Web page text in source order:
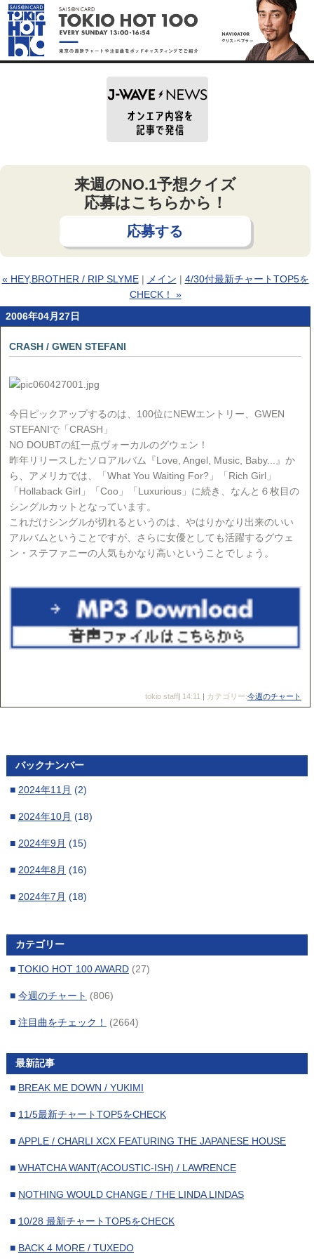
来週のNO.1予想クイズ
応募はこちらから！
応募する
« HEY,BROTHER / RIP SLYME| メイン | 4/30付最新チャートTOP5を
CHECK！ »
2006年04月27日
CRASH / GWEN STEFANI
今日ピックアップするのは、100位にNEWエントリー、GWEN
STEFANIで「CRASH」
NO DOUBTの紅一点ヴォーカルのグウェン！
昨年リリースしたソロアルバム『Love, Angel, Music, Baby...』か
ら、アメリカでは、「What You Waiting For?」「Rich Girl」
「Hollaback Girl」「Coo」「Luxurious」に続き、なんと６枚目の
シングルカットとなっています。
これだけシングルが切れるというのは、やはりかなり出来のいい
アルバムということですが、さらに女優としても活躍するグウェ
ン・ステファニーの人気もかなり高いということでしょう。
tokio staff| 14:11 | カテゴリー:今週のチャート
バックナンバー
■ 2024年11月 (2)
■ 2024年10月 (18)
■ 2024年9月 (15)
■ 2024年8月 (16)
■ 2024年7月 (18)
■2024年5月
2024年4月(17)
2024年3月(15)
2024年2月(16)
■2024年1月(17)
■ 2023年12月 (16)
■ 2023年11月(17)
■ 2023年10月 (17)
■ 2023年9月 (15)
■ 2023年8月 (19)
■ 2023年7月(16)
■ 2023年6月(17)
カテゴリー
■ TOKIO HOT 100 AWARD(27)
■ 今週のチャート (806)
■ 注目曲をチェック！ (2664)
最新記事
■ BREAK ME DOWN / YUKIMI
■ 11/5最新チャートTOP5をCHECK
■ APPLE / CHARLI XCX FEATURING THE JAPANESE HOUSE
■ WHATCHA WANT(ACOUSTIC-ISH) / LAWRENCE
■ NOTHING WOULD CHANGE / THE LINDA LINDAS
■ 10/28 最新チャートTOP5をCHECK
■ BACK 4 MORE / TUXEDO